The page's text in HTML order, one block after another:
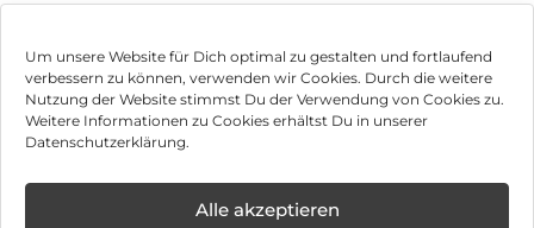
Um unsere Website für Dich optimal zu gestalten und fortlaufend
verbessern zu können, verwenden wir Cookies. Durch die weitere
Nutzung der Website stimmst Du der Verwendung von Cookies zu.
Weitere Informationen zu Cookies erhältst Du in unserer
Datenschutzerklärung.
Alle akzeptieren
Impressum